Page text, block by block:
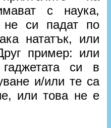
с наука,
не си падат по
нататък, или
пример: или
си в
и/или те са
или това не е